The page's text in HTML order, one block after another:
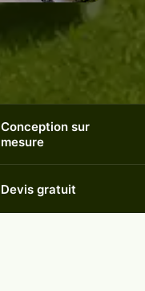
Conception sur
mesure
Devis gratuit